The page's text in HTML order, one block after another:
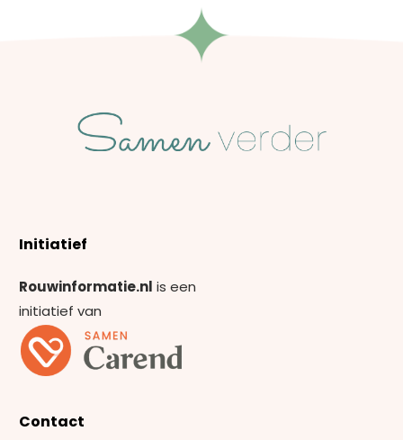
Initiatief
Rouwinformatie.nl is een
initiatief van
Contact